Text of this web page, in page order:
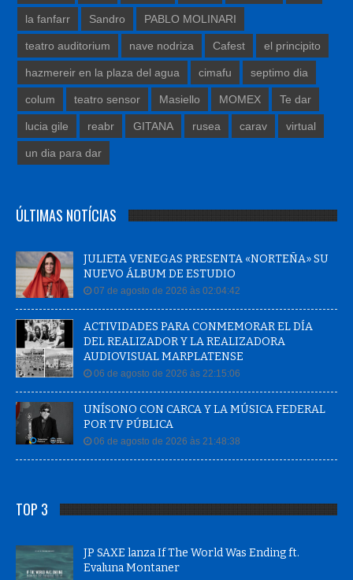
la fanfarr Sandro PABLO MOLINARI
teatro auditorium nave nodriza Cafest el principito
hazmereir en la plaza del agua cimafu septimo dia
colum teatro sensor Masiello MOMEX Te dar
lucia gile reabr GITANA rusea carav virtual
un dia para dar
ÚLTIMAS NOTÍCIAS
JULIETA VENEGAS PRESENTA «NORTEÑA» SU
NUEVO ÁLBUM DE ESTUDIO
07 de agosto de 2026 às 02:04:42
ACTIVIDADES PARA CONMEMORAR EL DÍA
DEL REALIZADOR Y LA REALIZADORA
AUDIOVISUAL MARPLATENSE
06 de agosto de 2026 às 22:15:06
UNÍSONO CON CARCA Y LA MÚSICA FEDERAL
POR TV PÚBLICA
06 de agosto de 2026 às 21:48:38
TOP 3
JP SAXE lanza If The World Was Ending ft.
Evaluna Montaner